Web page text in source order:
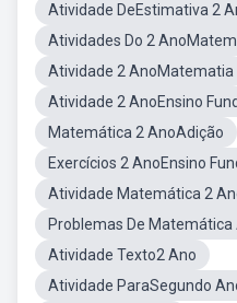
Atividade DeEstimativa 2
Atividades Do 2
Atividade 2 AnoMatematia
Atividade 2 AnoEnsino
Matemática 2 AnoAdição
Exercícios 2 AnoEnsino
Atividade Matemática 2
Problemas De Matemática
Atividade Texto2 Ano
Atividade ParaSegundo